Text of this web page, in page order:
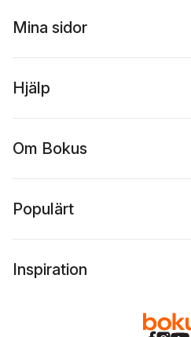
Mina sidor
Hjälp
Om Bokus
Populärt
Inspiration